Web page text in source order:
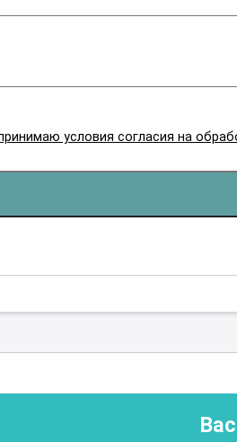
условия согласия на